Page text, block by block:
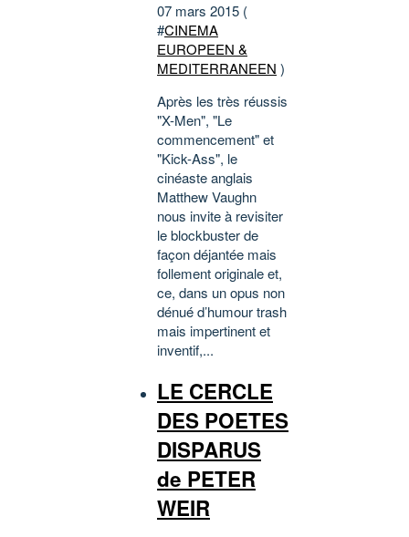
07 mars 2015 (
#CINEMA
EUROPEEN &
MEDITERRANEEN )
Après les très réussis
"X-Men", "Le
commencement" et
"Kick-Ass", le
cinéaste anglais
Matthew Vaughn
nous invite à revisiter
le blockbuster de
façon déjantée mais
follement originale et,
ce, dans un opus non
dénué d’humour trash
mais impertinent et
inventif,...
LE CERCLE
DES POETES
DISPARUS
de PETER
WEIR